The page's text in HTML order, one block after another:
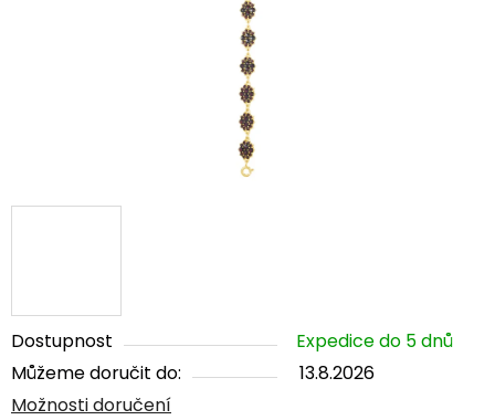
Dostupnost
Expedice do 5 dnů
Můžeme doručit do:
13.8.2026
Možnosti doručení